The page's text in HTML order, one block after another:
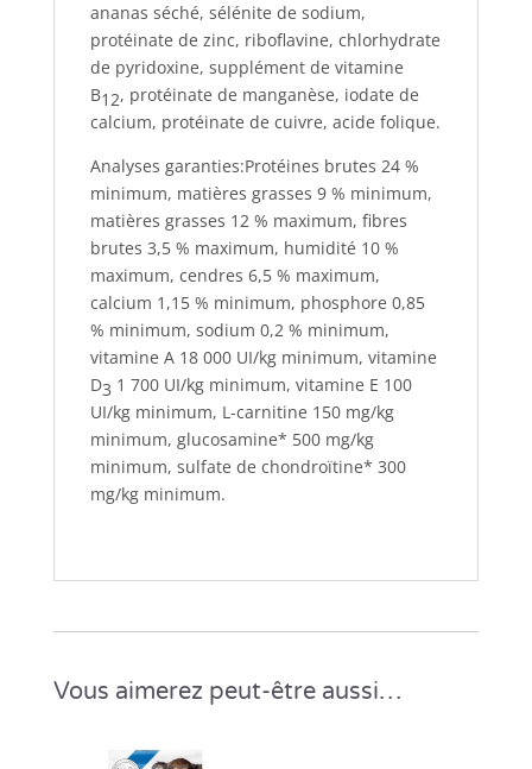
ananas séché, sélénite de sodium,
protéinate de zinc, riboflavine, chlorhydrate
de pyridoxine, supplément de vitamine
B12, protéinate de manganèse, iodate de
calcium, protéinate de cuivre, acide folique.
Analyses garanties:Protéines brutes 24 %
minimum, matières grasses 9 % minimum,
matières grasses 12 % maximum, fibres
brutes 3,5 % maximum, humidité 10 %
maximum, cendres 6,5 % maximum,
calcium 1,15 % minimum, phosphore 0,85
% minimum, sodium 0,2 % minimum,
vitamine A 18 000 UI/kg minimum, vitamine
D3 1 700 UI/kg minimum, vitamine E 100
UI/kg minimum, L-carnitine 150 mg/kg
minimum, glucosamine* 500 mg/kg
minimum, sulfate de chondroïtine* 300
mg/kg minimum.
Vous aimerez peut-être aussi…